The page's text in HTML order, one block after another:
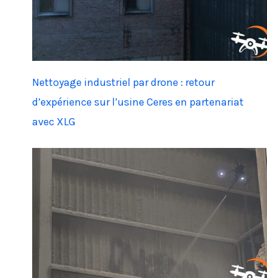
Nettoyage industriel par drone : retour
d’expérience sur l’usine Ceres en partenariat
avec XLG